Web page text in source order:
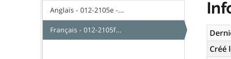
Anglais - 012-2105e -...
Français - 012-2105f...
Créé